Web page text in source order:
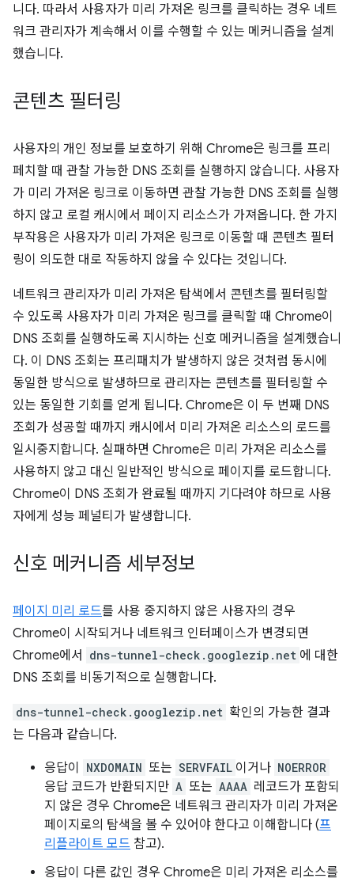
니다. 따라서 사용자가 미리 가져온 링크를 클릭하는 경우 네트
워크 관리자가 계속해서 이를 수행할 수 있는 메커니즘을 설계
했습니다.
콘텐츠 필터링
사용자의 개인 정보를 보호하기 위해 Chrome은 링크를 프리
페치할 때 관찰 가능한 DNS 조회를 실행하지 않습니다. 사용자
가 미리 가져온 링크로 이동하면 관찰 가능한 DNS 조회를 실행
하지 않고 로컬 캐시에서 페이지 리소스가 가져옵니다. 한 가지
부작용은 사용자가 미리 가져온 링크로 이동할 때 콘텐츠 필터
링이 의도한 대로 작동하지 않을 수 있다는 것입니다.
네트워크 관리자가 미리 가져온 탐색에서 콘텐츠를 필터링할
수 있도록 사용자가 미리 가져온 링크를 클릭할 때 Chrome이
DNS 조회를 실행하도록 지시하는 신호 메커니즘을 설계했습니
다. 이 DNS 조회는 프리패치가 발생하지 않은 것처럼 동시에
동일한 방식으로 발생하므로 관리자는 콘텐츠를 필터링할 수
있는 동일한 기회를 얻게 됩니다. Chrome은 이 두 번째 DNS
조회가 성공할 때까지 캐시에서 미리 가져온 리소스의 로드를
일시중지합니다. 실패하면 Chrome은 미리 가져온 리소스를
사용하지 않고 대신 일반적인 방식으로 페이지를 로드합니다.
Chrome이 DNS 조회가 완료될 때까지 기다려야 하므로 사용
자에게 성능 페널티가 발생합니다.
신호 메커니즘 세부정보
페이지 미리 로드를 사용 중지하지 않은 사용자의 경우
Chrome이 시작되거나 네트워크 인터페이스가 변경되면
Chrome에서
dns-tunnel-check.googlezip.net 에 대한
DNS 조회를 비동기적으로 실행합니다.
dns-tunnel-check.googlezip.net 확인의 가능한 결과
는 다음과 같습니다.
응답이 NXDOMAIN 또는 SERVFAIL 이거나 NOERROR
응답 코드가 반환되지만 A 또는 AAAA 레코드가 포함되
지 않은 경우 Chrome은 네트워크 관리자가 미리 가져온
페이지로의 탐색을 볼 수 있어야 한다고 이해합니다 (프
리플라이트 모드 참고).
응답이 다른 값인 경우 Chrome은 미리 가져온 리소스를